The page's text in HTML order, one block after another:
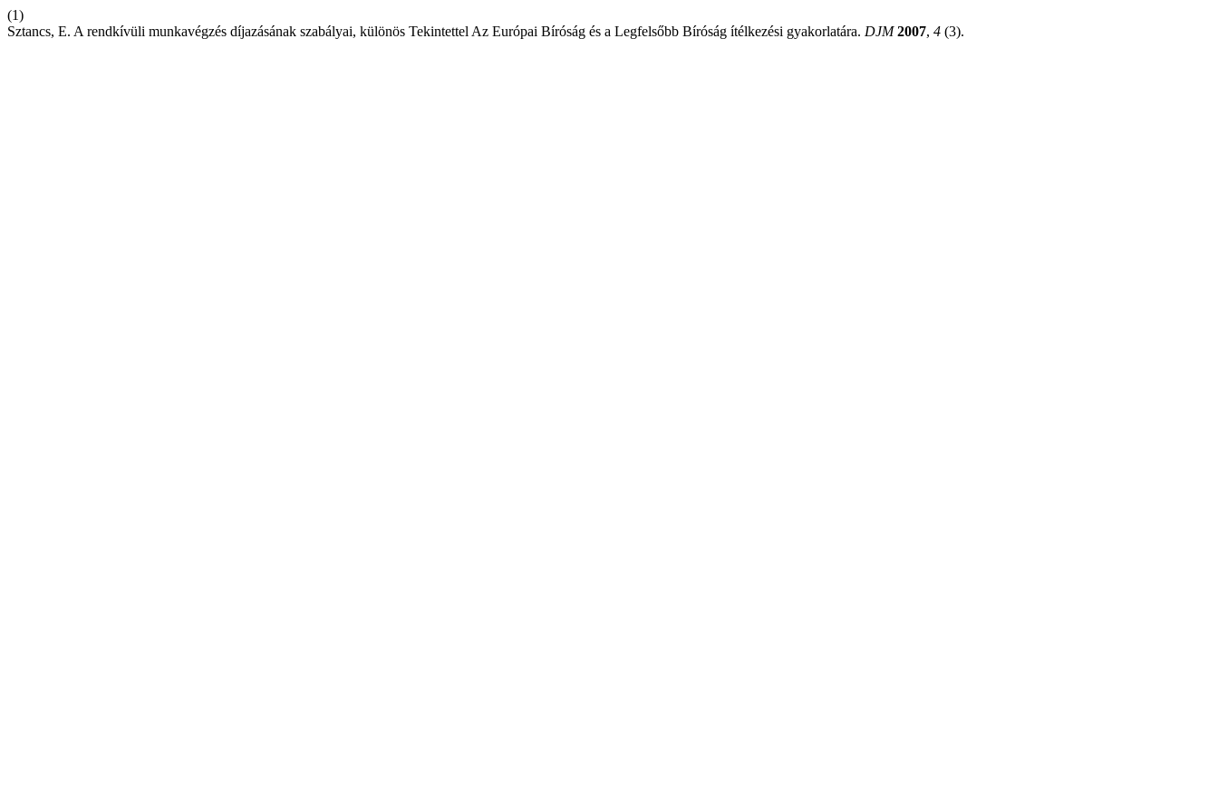
(1)
Sztancs, E. A rendkívüli munkavégzés díjazásának szabályai, különös Tekintettel Az Európai Bíróság és a Legfelsőbb Bíróság ítélkezési gyakorlatára. DJM 2007, 4 (3).